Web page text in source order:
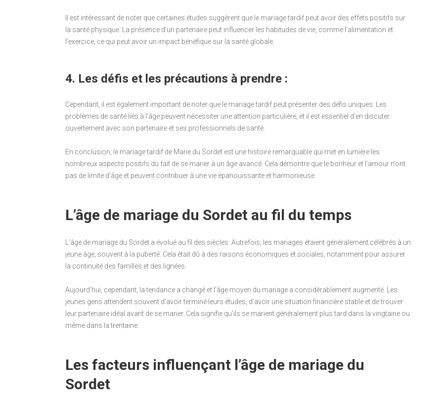
Il est intéressant de noter que certaines études suggèrent que le mariage tardif peut avoir des effets positifs sur
la santé physique. La présence d’un partenaire peut influencer les habitudes de vie, comme l’alimentation et
l’exercice, ce qui peut avoir un impact bénéfique sur la santé globale.
4. Les défis et les précautions à prendre :
Cependant, il est également important de noter que le mariage tardif peut présenter des défis uniques. Les
problèmes de santé liés à l’âge peuvent nécessiter une attention particulière, et il est essentiel d’en discuter
ouvertement avec son partenaire et ses professionnels de santé.
En conclusion, le mariage tardif de Marie du Sordet est une histoire remarquable qui met en lumière les
nombreux aspects positifs du fait de se marier à un âge avancé. Cela démontre que le bonheur et l’amour n’ont
pas de limite d’âge et peuvent contribuer à une vie épanouissante et harmonieuse.
L’âge de mariage du Sordet au fil du temps
L’âge de mariage du Sordet a évolué au fil des siècles. Autrefois, les mariages étaient généralement célébrés à un
jeune âge, souvent à la puberté. Cela était dû à des raisons économiques et sociales, notamment pour assurer
la continuité des familles et des lignées.
Aujourd’hui, cependant, la tendance a changé et l’âge moyen du mariage a considérablement augmenté. Les
jeunes gens attendent souvent d’avoir terminé leurs études, d’avoir une situation financière stable et de trouver
leur partenaire idéal avant de se marier. Cela signifie qu’ils se marient généralement plus tard dans la vingtaine ou
même dans la trentaine.
Les facteurs influençant l’âge de mariage du
Sordet